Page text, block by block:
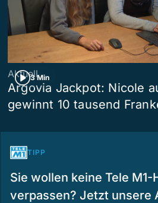
3 Min
Aktuell
Argovia Jackpot: Nicole
gewinnt 10 tausend
TIPP
Sie wollen keine Tele M1-
verpassen? Jetzt unsere